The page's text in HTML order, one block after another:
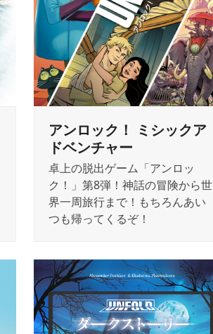
アンロック！ ミシックア
ドベンチャー
卓上の脱出ゲーム「アンロッ
ク！」第8弾！神話の冒険から世
界一周旅行まで！もちろんあい
つも帰ってくるぞ！